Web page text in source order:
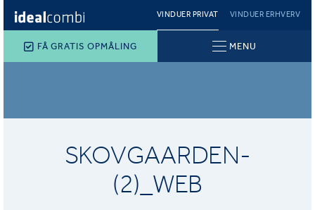
VINDUER PRIVAT VINDUER ERHVERV
FÅ GRATIS OPMÅLING MENU
SKOVGAARDEN-
(2)_WEB